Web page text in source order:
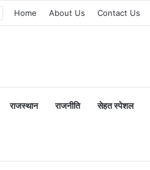
Home About Us Contact Us
राजस्थान राजनीति सेहत स्पेशल